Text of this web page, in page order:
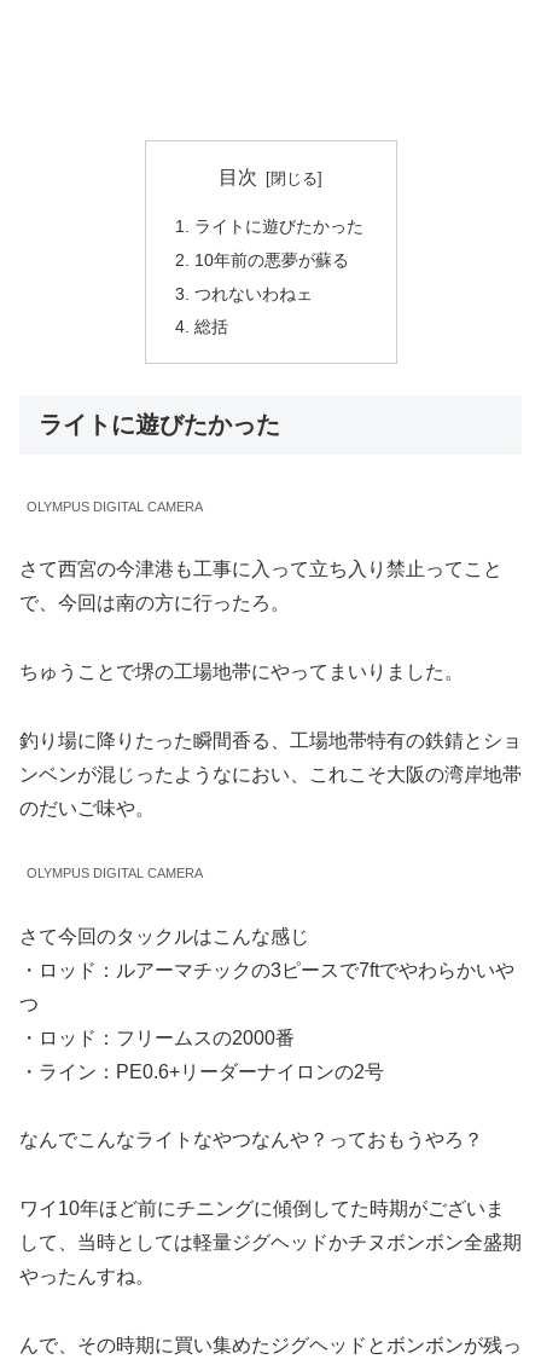
目次
ライトに遊びたかった
10年前の悪夢が蘇る
つれないわねェ
総括
ライトに遊びたかった
OLYMPUS DIGITAL CAMERA
さて西宮の今津港も工事に入って立ち入り禁止ってこと
で、今回は南の方に行ったろ。
ちゅうことで堺の工場地帯にやってまいりました。
釣り場に降りたった瞬間香る、工場地帯特有の鉄錆とショ
ンベンが混じったようなにおい、これこそ大阪の湾岸地帯
のだいご味や。
OLYMPUS DIGITAL CAMERA
さて今回のタックルはこんな感じ
・ロッド：ルアーマチックの3ピースで7ftでやわらかいや
つ
・ロッド：フリームスの2000番
・ライン：PE0.6+リーダーナイロンの2号
なんでこんなライトなやつなんや？っておもうやろ？
ワイ10年ほど前にチニングに傾倒してた時期がございま
して、当時としては軽量ジグヘッドかチヌボンボン全盛期
やったんすね。
んで、その時期に買い集めたジグヘッドとボンボンが残っ